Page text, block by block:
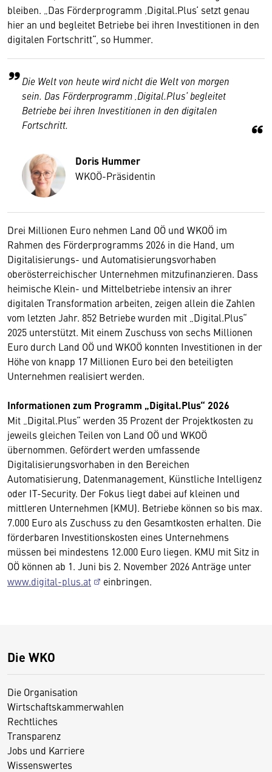
bleiben. „Das Förderprogramm ‚Digital.Plus‘ setzt genau
hier an und begleitet Betriebe bei ihren Investitionen in den
digitalen Fortschritt“, so Hummer.
Die Welt von heute wird nicht die Welt von morgen
sein. Das Förderprogramm ‚Digital.Plus‘ begleitet
Betriebe bei ihren Investitionen in den digitalen
Fortschritt.
Doris Hummer
WKOÖ-Präsidentin
Drei Millionen Euro nehmen Land OÖ und WKOÖ im
Rahmen des Förderprogramms 2026 in die Hand, um
Digitalisierungs- und Automatisierungsvorhaben
oberösterreichischer Unternehmen mitzufinanzieren. Dass
heimische Klein- und Mittelbetriebe intensiv an ihrer
digitalen Transformation arbeiten, zeigen allein die Zahlen
vom letzten Jahr. 852 Betriebe wurden mit „Digital.Plus“
2025 unterstützt. Mit einem Zuschuss von sechs Millionen
Euro durch Land OÖ und WKOÖ konnten Investitionen in der
Höhe von knapp 17 Millionen Euro bei den beteiligten
Unternehmen realisiert werden.
Informationen zum Programm „Digital.Plus“ 2026
Mit „Digital.Plus“ werden 35 Prozent der Projektkosten zu
jeweils gleichen Teilen von Land OÖ und WKOÖ
übernommen. Gefördert werden umfassende
Digitalisierungsvorhaben in den Bereichen
Automatisierung, Datenmanagement, Künstliche Intelligenz
oder IT-Security. Der Fokus liegt dabei auf kleinen und
mittleren Unternehmen (KMU). Betriebe können so bis max.
7.000 Euro als Zuschuss zu den Gesamtkosten erhalten. Die
förderbaren Investitionskosten eines Unternehmens
müssen bei mindestens 12.000 Euro liegen. KMU mit Sitz in
OÖ können ab 1. Juni bis 2. November 2026 Anträge unter
www.digital-plus.at
einbringen.
Die WKO
Die Organisation
Wirtschaftskammerwahlen
Rechtliches
Transparenz
Jobs und Karriere
Wissenswertes